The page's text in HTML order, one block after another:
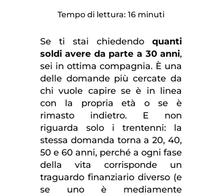
Tempo di lettura: 16 minuti
Se ti stai chiedendoquanti
soldi avere da parte a 30 anni,
sei in ottima compagnia. È una
delle domande più cercate da
chi vuole capire se è in linea
con la propria età o se è
rimasto indietro. E non
riguarda solo i trentenni: la
stessa domanda torna a 20, 40,
50 e 60 anni, perché a ogni fase
della vita corrisponde un
traguardo finanziario diverso (e
se uno è mediamente